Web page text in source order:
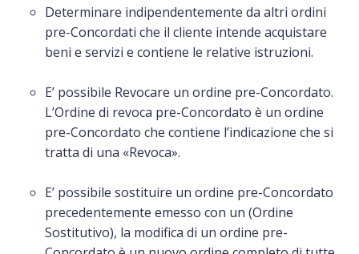
Determinare indipendentemente da altri ordini
pre-Concordati che il cliente intende acquistare
beni e servizi e contiene le relative istruzioni.
E’ possibile Revocare un ordine pre-Concordato.
L’Ordine di revoca pre-Concordato è un ordine
pre-Concordato che contiene l’indicazione che si
tratta di una «Revoca».
E’ possibile sostituire un ordine pre-Concordato
precedentemente emesso con un (Ordine
Sostitutivo), la modifica di un ordine pre-